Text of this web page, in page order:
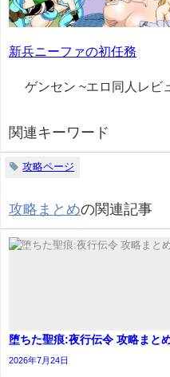
新兵ニーファの初任務
ゲンセン ~エロ同人レビ
関連キーワード
攻略ページ
攻略まとめの関連記事
堕ちた聖痕:夜行伝令 攻略まと
2026年7月24日